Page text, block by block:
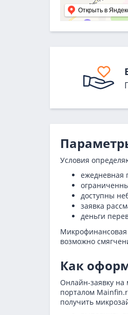
Открыть в
Условия
ежедневная
доступны
заявка
деньги
Микрофинансовая
возможно
Как
Онлайн-заявку на
порталом
получить